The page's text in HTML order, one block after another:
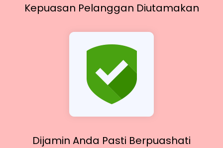
Kepuasan Pelanggan Diutamakan
Dijamin Anda Pasti Berpuashati